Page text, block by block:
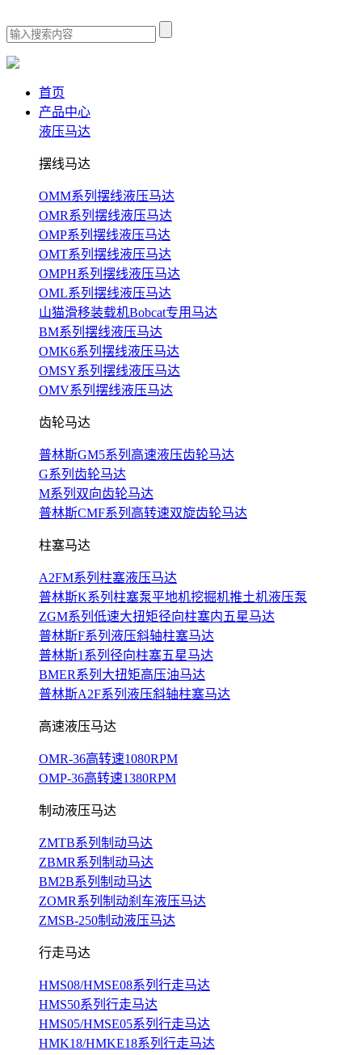
首页
产品中心
液压马达
摆线马达
OMM系列摆线液压马达
OMR系列摆线液压马达
OMP系列摆线液压马达
OMT系列摆线液压马达
OMPH系列摆线液压马达
OML系列摆线液压马达
山猫滑移装载机Bobcat专用马达
BM系列摆线液压马达
OMK6系列摆线液压马达
OMSY系列摆线液压马达
OMV系列摆线液压马达
齿轮马达
普林斯GM5系列高速液压齿轮马达
G系列齿轮马达
M系列双向齿轮马达
普林斯CMF系列高转速双旋齿轮马达
柱塞马达
A2FM系列柱塞液压马达
普林斯K系列柱塞泵平地机挖掘机推土机液压泵
ZGM系列低速大扭矩径向柱塞内五星马达
普林斯F系列液压斜轴柱塞马达
普林斯1系列径向柱塞五星马达
BMER系列大扭矩高压油马达
普林斯A2F系列液压斜轴柱塞马达
高速液压马达
OMR-36高转速1080RPM
OMP-36高转速1380RPM
制动液压马达
ZMTB系列制动马达
ZBMR系列制动马达
BM2B系列制动马达
ZOMR系列制动刹车液压马达
ZMSB-250制动液压马达
行走马达
HMS08/HMSE08系列行走马达
HMS50系列行走马达
HMS05/HMSE05系列行走马达
HMK18/HMKE18系列行走马达